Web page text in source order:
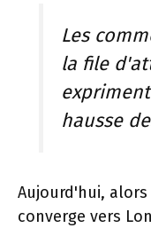
Les
la file
hausse
Aujourd'hui,
converge vers